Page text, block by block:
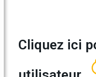
Cliquez ici